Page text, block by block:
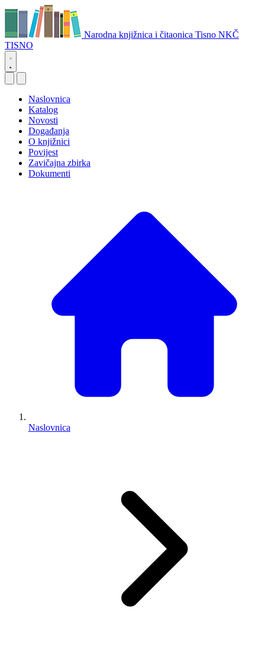
Narodna knjižnica i čitaonica Tisno NKČ
TISNO
Naslovnica
Katalog
Novosti
Događanja
O knjižnici
Povijest
Zavičajna zbirka
Dokumenti
Naslovnica